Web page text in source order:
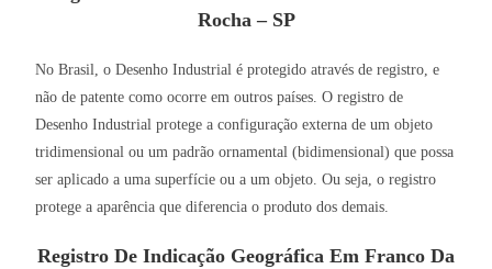
Rocha – SP
No Brasil, o Desenho Industrial é protegido através de registro, e
não de patente como ocorre em outros países. O registro de
Desenho Industrial protege a configuração externa de um objeto
tridimensional ou um padrão ornamental (bidimensional) que possa
ser aplicado a uma superfície ou a um objeto. Ou seja, o registro
protege a aparência que diferencia o produto dos demais.
Registro De Indicação Geográfica Em Franco Da